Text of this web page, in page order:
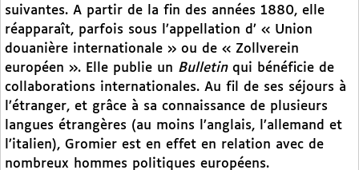
suivantes. A partir de la fin des années 1880, elle
réapparaît, parfois sous l’appellation d’ « Union
douanière internationale » ou de « Zollverein
européen ». Elle publie un Bulletinqui bénéficie de
collaborations internationales. Au fil de ses séjours à
l’étranger, et grâce à sa connaissance de plusieurs
langues étrangères (au moins l’anglais, l’allemand et
l’italien), Gromier est en effet en relation avec de
nombreux hommes politiques européens.